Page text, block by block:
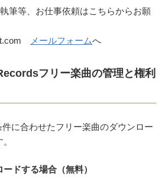
筆等、お仕事依頼はこちらからお願
メールフォームへ
フリー楽曲の管理と権利
に合わせたフリー楽曲のダウンロー
ドする場合（無料）